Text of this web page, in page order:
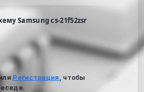
Samsung cs-21f52zsr
Регистрация
, чтобы